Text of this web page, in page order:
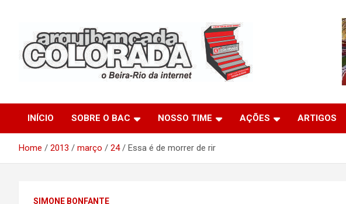
Arquibancada Colorada
INÍCIO SOBRE O BAC NOSSO TIME AÇÕES ARTIGOS
Home 2013 março 24 Essa é de morrer de rir
SIMONE BONFANTE